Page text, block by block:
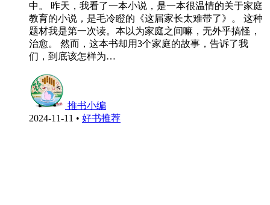
中。 昨天，我看了一本小说，是一本很温情的关于家庭
教育的小说，是毛冷瞪的《这届家长太难带了》。 这种
题材我是第一次读。本以为家庭之间嘛，无外乎搞怪，
治愈。 然而，这本书却用3个家庭的故事，告诉了我
们，到底该怎样为…
推书小编
2024-11-11 • 好书推荐